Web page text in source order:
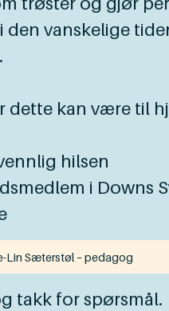
den vanskelige
dette kan være til
hilsen
i Downs
takk for spørsmål.
Lin Sæterstøl – pedagog